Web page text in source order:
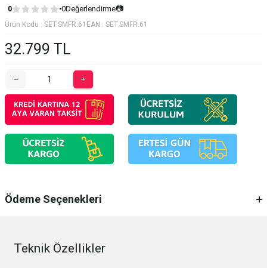
0 0Değerlendirme📷
Ürün Kodu : SET.SMFR.61 EAN : SET.SMFR.61
32.799 TL
Ödeme Seçenekleri
Teknik Özellikler